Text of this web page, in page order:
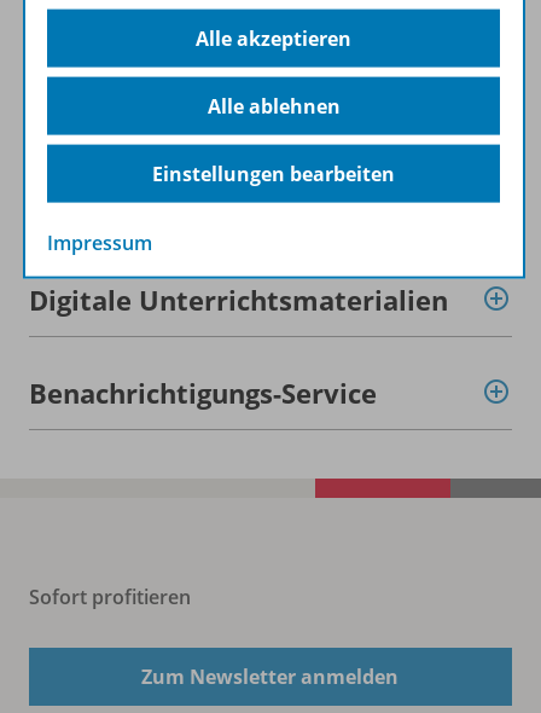
Zugehörige Produkte
Inhaltsverzeichnis
Planungshilfen
Digitale Unterrichtsmaterialien
Benachrichtigungs-Service
Sofort profitieren
Zum Newsletter anmelden
Alle akzeptieren
Alle ablehnen
Einstellungen bearbeiten
Impressum